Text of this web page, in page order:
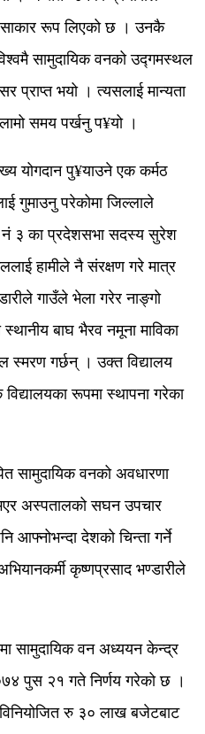
रूप लिएको छ । उनकै
सामुदायिक वनको उद्गमस्थल
प्राप्त भयो । त्यसलाई मान्यता
समय पर्खनु प¥यो ।
योगदान पु¥याउने एक कर्मठ
गुमाउनु परेकोमा जिल्लाले
नं ३ का प्रदेशसभा सदस्य सुरेश
हामीले नै संरक्षण गरे मात्र
गाउँले भेला गरेर नाङ्गो
स्थानीय बाघ भैरव नमूना माविका
स्मरण गर्छन् । उक्त विद्यालय
रूपमा स्थापना गरेका
सामुदायिक वनको अवधारणा
अस्पतालको सघन उपचार
आफ्नोभन्दा देशको चिन्ता गर्ने
कृष्णप्रसाद भण्डारीले
सामुदायिक वन अध्ययन केन्द्र
पुस २१ गते निर्णय गरेको छ ।
रु ३० लाख बजेटबाट